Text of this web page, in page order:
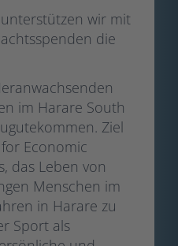
wir mit
die
im Harare South
Ziel
Economic
das Leben von
Menschen im
in Harare zu
Sport als